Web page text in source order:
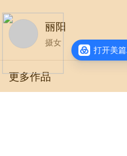
丽阳
摄女
更多作品
打开美